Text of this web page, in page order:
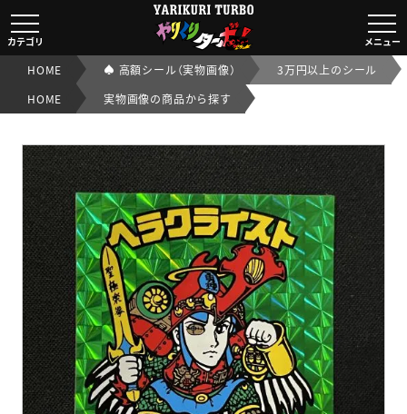
ヘラクライスト（緑）
旧ビックリマン
【状態A/美品/80点】｜【ビックリマンシール実店舗買取
カテゴリ メニュー
HOME ♠ 高額シール（実物画像）
3万円以上のシール
HOME
実物画像の商品から探す